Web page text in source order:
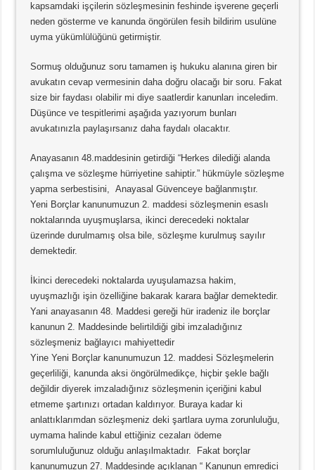
kapsamdaki işçilerin sözleşmesinin feshinde işverene geçerli
neden gösterme ve kanunda öngörülen fesih bildirim usulüne
uyma yükümlülüğünü getirmiştir.
Sormuş olduğunuz soru tamamen iş hukuku alanına giren bir
avukatın cevap vermesinin daha doğru olacağı bir soru. Fakat
size bir faydası olabilir mi diye saatlerdir kanunları inceledim.
Düşünce ve tespitlerimi aşağıda yazıyorum bunları
avukatınızla paylaşırsanız daha faydalı olacaktır.
Anayasanın 48.maddesinin getirdiği “Herkes dilediği alanda
çalışma ve sözleşme hürriyetine sahiptir.” hükmüyle sözleşme
yapma serbestisini, Anayasal Güvenceye bağlanmıştır.
Yeni Borçlar kanunumuzun 2. maddesi sözleşmenin esaslı
noktalarında uyuşmuşlarsa, ikinci derecedeki noktalar
üzerinde durulmamış olsa bile, sözleşme kurulmuş sayılır
demektedir.
İkinci derecedeki noktalarda uyuşulamazsa hakim,
uyuşmazlığı işin özelliğine bakarak karara bağlar demektedir.
Yani anayasanın 48. Maddesi gereği hür iradeniz ile borçlar
kanunun 2. Maddesinde belirtildiği gibi imzaladığınız
sözleşmeniz bağlayıcı mahiyettedir
Yine Yeni Borçlar kanunumuzun 12. maddesi Sözleşmelerin
geçerliliği, kanunda aksi öngörülmedikçe, hiçbir şekle bağlı
değildir diyerek imzaladığınız sözleşmenin içeriğini kabul
etmeme şartınızı ortadan kaldırıyor. Buraya kadar ki
anlattıklarımdan sözleşmeniz deki şartlara uyma zorunluluğu,
uymama halinde kabul ettiğiniz cezaları ödeme
sorumluluğunuz olduğu anlaşılmaktadır. Fakat borçlar
kanunumuzun 27. Maddesinde açıklanan “ Kanunun emredici